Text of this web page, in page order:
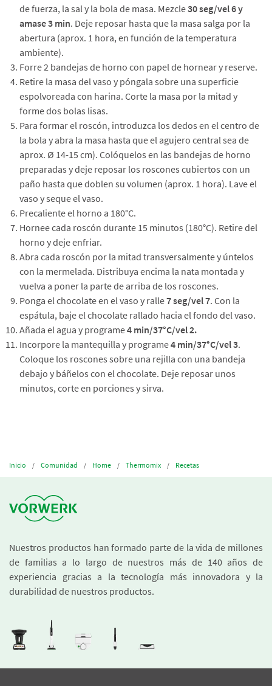
de fuerza, la sal y la bola de masa. Mezcle30 seg/vel 6 y
amase 3 min. Deje reposar hasta que la masa salga por la
abertura (aprox. 1 hora, en función de la temperatura
ambiente).
Forre 2 bandejas de horno con papel de hornear y reserve.
Retire la masa del vaso y póngala sobre una superficie
espolvoreada con harina. Corte la masa por la mitad y
forme dos bolas lisas.
Para formar el roscón, introduzca los dedos en el centro de
la bola y abra la masa hasta que el agujero central sea de
aprox. Ø 14-15 cm). Colóquelos en las bandejas de horno
preparadas y deje reposar los roscones cubiertos con un
paño hasta que doblen su volumen (aprox. 1 hora). Lave el
vaso y seque el vaso.
Precaliente el horno a 180°C.
Hornee cada roscón durante 15 minutos (180°C). Retire del
horno y deje enfriar.
Abra cada roscón por la mitad transversalmente y úntelos
con la mermelada. Distribuya encima la nata montada y
vuelva a poner la parte de arriba de los roscones.
Ponga el chocolate en el vaso y ralle7 seg/vel 7. Con la
espátula, baje el chocolate rallado hacia el fondo del vaso.
Añada el agua y programe4 min/37°C/vel 2.
Incorpore la mantequilla y programe4 min/37°C/vel 3.
Coloque los roscones sobre una rejilla con una bandeja
debajo y báñelos con el chocolate. Deje reposar unos
minutos, corte en porciones y sirva.
Inicio Comunidad Home Thermomix Recetas
Nuestros productos han formado parte de la vida de millones
de familias a lo largo de nuestros más de 140 años de
experiencia gracias a la tecnología más innovadora y la
durabilidad de nuestros productos.